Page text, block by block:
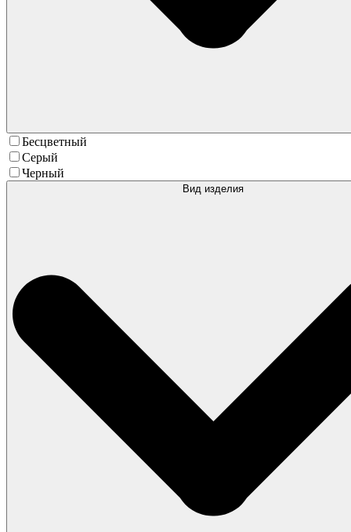
Бесцветный
Серый
Черный